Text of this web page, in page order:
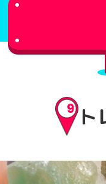
9 ト